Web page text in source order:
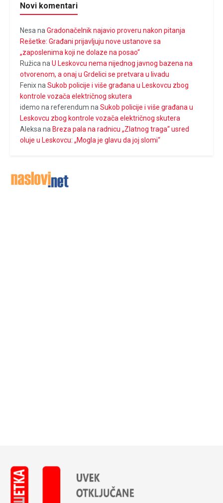
Novi komentari
Nesa na Gradonačelnik najavio proveru nakon pitanja
Rešetke: Građani prijavljuju nove ustanove sa
„zaposlenima koji ne dolaze na posao“
Ružica na U Leskovcu nema nijednog javnog bazena na
otvorenom, a onaj u Grdelici se pretvara u livadu
Fenixna Sukob policije i više građana u Leskovcu zbog
kontrole vozača električnog skutera
idemo na referendum na Sukob policije i više građana u
Leskovcu zbog kontrole vozača električnog skutera
Aleksa na Breza pala na radnicu „Zlatnog traga“ usred
oluje u Leskovcu: „Mogla je glavu da joj slomi“